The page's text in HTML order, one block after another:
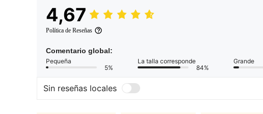
4,67
Política de Reseñas
Comentario global:
Pequeña
5%
La talla corresponde
84%
Grande
Sin reseñas locales